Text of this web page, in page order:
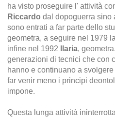
ha visto proseguire l' attività
Riccardo dal dopoguerra sino
sono entrati a far parte dello
geometra, a seguire nel 1979
infine nel 1992
Ilaria,
generazioni di tecnici che con
hanno e continuano a
far venir meno i principi
impone.
Questa lunga attività